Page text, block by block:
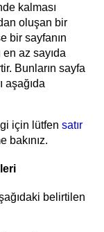
kalması
oluşan bir
bir sayfanın
az sayıda
Bunların sayfa
aşağıda
için lütfen satır
bakınız.
belirtilen